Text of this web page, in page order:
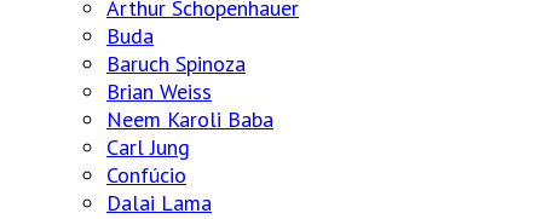
Arthur Schopenhauer
Buda
Baruch Spinoza
Brian Weiss
Neem Karoli Baba
Carl Jung
Confúcio
Dalai Lama